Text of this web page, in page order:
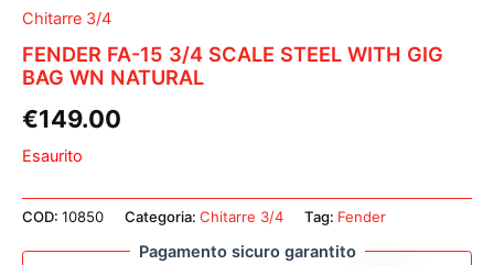
Chitarre 3/4
FENDER FA-15 3/4 SCALE STEEL WITH GIG
BAG WN NATURAL
€149.00
Esaurito
COD: 10850 Categoria: Chitarre 3/4 Tag: Fender
Pagamento sicuro garantito